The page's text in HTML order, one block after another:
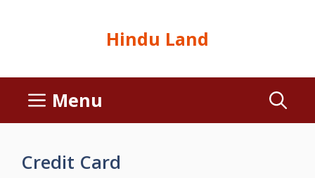
Hindu Land
Menu
Credit Card